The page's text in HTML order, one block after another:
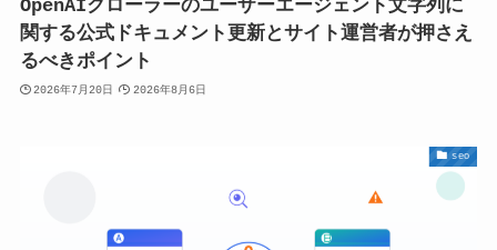
OpenAIクローラーのユーザーエージェント文字列に
関する公式ドキュメント更新とサイト運営者が押さえ
るべきポイント
2026年7月20日 2026年8月6日
seo